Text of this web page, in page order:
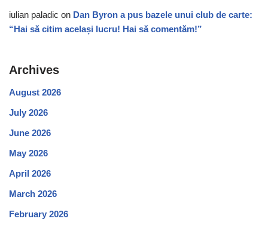
iulian paladic on Dan Byron a pus bazele unui club de carte:
“Hai să citim același lucru! Hai să comentăm!”
Archives
August 2026
July 2026
June 2026
May 2026
April 2026
March 2026
February 2026